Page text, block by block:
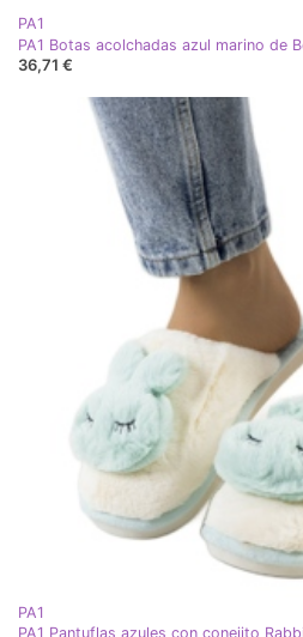
PA1
PA1 Botas acolchadas azul marino de
36,71 €
PA1
PA1 Pantuflas azules con conejito